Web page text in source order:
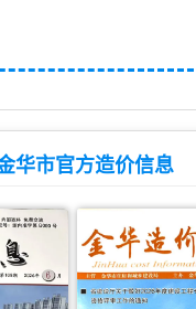
华市官方造价信息